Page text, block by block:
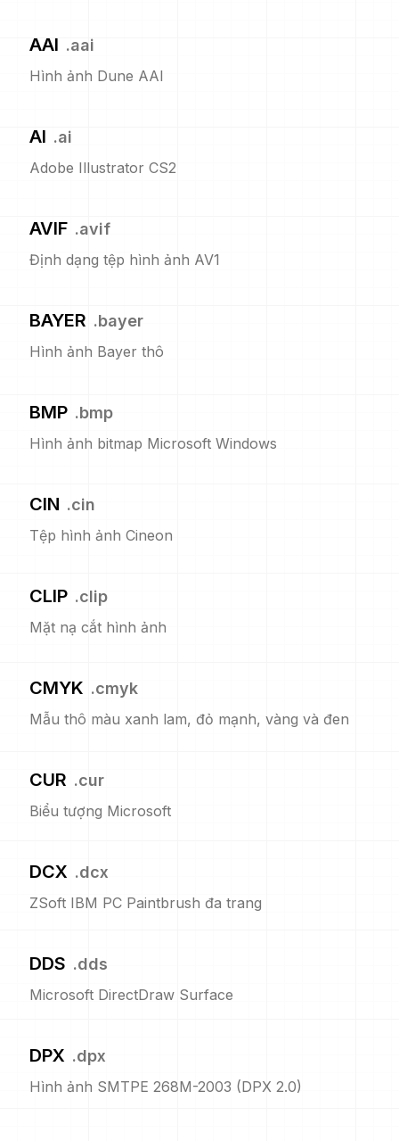
AAI .aai
Hình ảnh Dune AAI
AI .ai
Adobe Illustrator CS2
AVIF .avif
Định dạng tệp hình ảnh AV1
BAYER .bayer
Hình ảnh Bayer thô
BMP .bmp
Hình ảnh bitmap Microsoft Windows
CIN .cin
Tệp hình ảnh Cineon
CLIP .clip
Mặt nạ cắt hình ảnh
CMYK .cmyk
Mẫu thô màu xanh lam, đỏ mạnh, vàng và đen
CUR .cur
Biểu tượng Microsoft
DCX .dcx
ZSoft IBM PC Paintbrush đa trang
DDS .dds
Microsoft DirectDraw Surface
DPX .dpx
Hình ảnh SMTPE 268M-2003 (DPX 2.0)